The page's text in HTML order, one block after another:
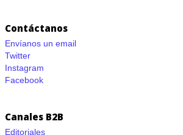
Contáctanos
Envíanos un email
Twitter
Instagram
Facebook
Canales B2B
Editoriales